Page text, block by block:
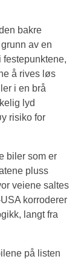
bakre
av en
festepunktene,
å rives løs
i en brå
lyd
risiko for
biler som er
pluss
veiene saltes
korroderer
langt fra
på listen